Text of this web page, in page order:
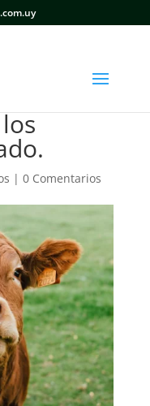
| 0 Comentarios